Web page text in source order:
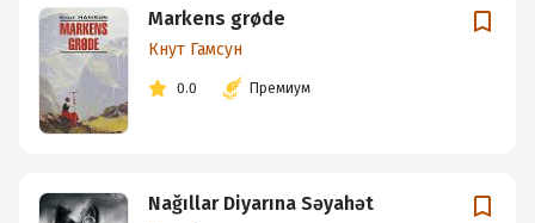
Markens grøde
Кнут Гамсун
0.0 Премиум
Nağıllar Diyarına Səyahət